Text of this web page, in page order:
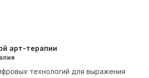
арт-терапии
технологий для выражения